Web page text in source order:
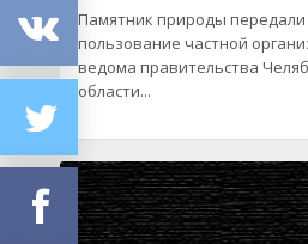
Памятник природы передали
пользование частной
ведома правительства
области...